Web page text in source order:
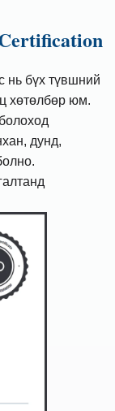
нь бүх түвшний
хөтөлбөр юм.
дунд,